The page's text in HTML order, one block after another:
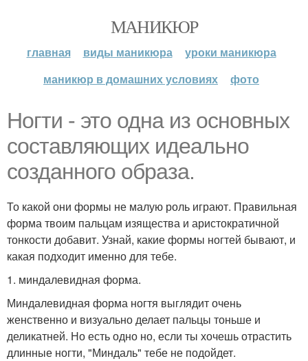
МАНИКЮР
главная виды маникюра
уроки маникюра
маникюр в домашних условиях
фото
Ногти - это одна из основных
составляющих идеально
созданного образа.
То какой они формы не малую роль играют. Правильная
форма твоим пальцам изящества и аристократичной
тонкости добавит. Узнай, какие формы ногтей бывают, и
какая подходит именно для тебе.
1. миндалевидная форма.
Миндалевидная форма ногтя выглядит очень
женственно и визуально делает пальцы тоньше и
деликатней. Но есть одно но, если ты хочешь отрастить
длинные ногти, "Миндаль" тебе не подойдет.